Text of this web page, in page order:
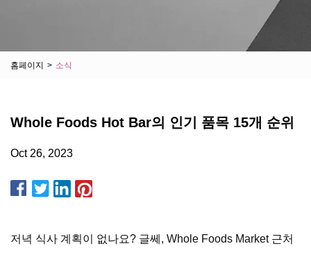
홈페이지 > 소식
Whole Foods Hot Bar의 인기 품목 15개 순위
Oct 26, 2023
저녁 식사 계획이 없나요? 글쎄, Whole Foods Market 근처